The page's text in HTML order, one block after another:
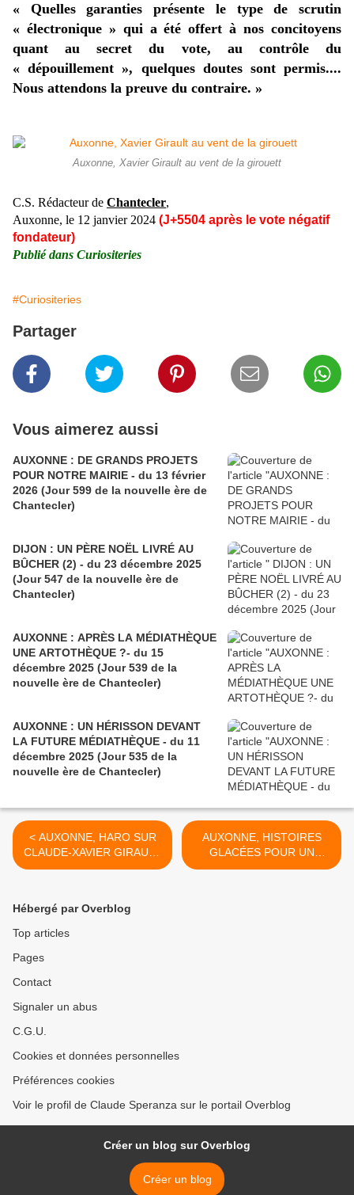
« Quelles garanties présente le type de scrutin
« électronique » qui a été offert à nos concitoyens
quant au secret du vote, au contrôle du
« dépouillement », quelques doutes sont permis....
Nous attendons la preuve du contraire. »
Auxonne, Xavier Girault au vent de la girouett
C.S. Rédacteur de Chantecler,
Auxonne, le 12 janvier 2024 (J+5504 après le vote négatif
fondateur)
Publié dans Curiositeries
#Curiositeries
Partager
Vous aimerez aussi
AUXONNE : DE GRANDS PROJETS
POUR NOTRE MAIRIE - du 13 février
2026 (Jour 599 de la nouvelle ère de
Chantecler)
DIJON : UN PÈRE NOËL LIVRÉ AU
BÛCHER (2) - du 23 décembre 2025
(Jour 547 de la nouvelle ère de
Chantecler)
AUXONNE : APRÈS LA MÉDIATHÈQUE
UNE ARTOTHÈQUE ?- du 15
décembre 2025 (Jour 539 de la
nouvelle ère de Chantecler)
AUXONNE : UN HÉRISSON DEVANT
LA FUTURE MÉDIATHÈQUE - du 11
décembre 2025 (Jour 535 de la
nouvelle ère de Chantecler)
< AUXONNE, HARO SUR
CLAUDE-XAVIER GIRAULT
(2) - du 09 janvier 2023
AUXONNE, HISTOIRES
GLACÉES POUR UN
TEMPS DE « PASSAGE »
Hébergé par Overblog
Top articles
Pages
Contact
Signaler un abus
C.G.U.
Cookies et données personnelles
Préférences cookies
Voir le profil de Claude Speranza sur le portail Overblog
Créer un blog sur Overblog
Créer un blog